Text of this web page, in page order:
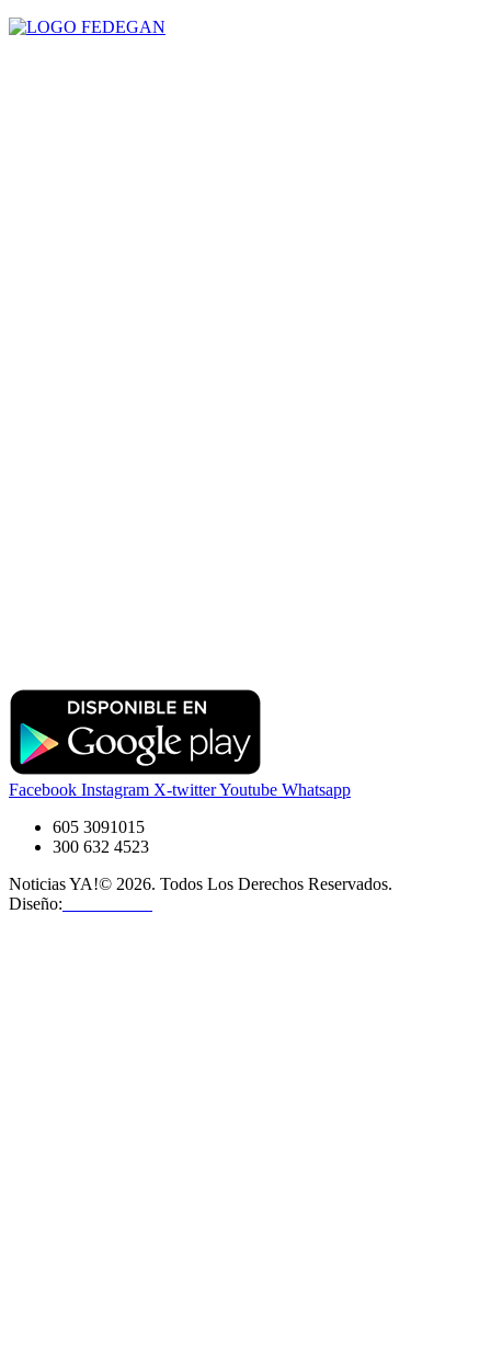
Facebook Instagram X-twitterYoutube Whatsapp
605 3091015
300 632 4523
Noticias YA!© 2026. Todos Los Derechos Reservados.
Diseño: